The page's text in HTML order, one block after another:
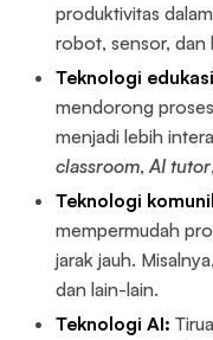
produktivitas
robot, sensor, dan
Teknologi
mendorong
menjadi lebih
classroom,AI tutor
Teknologi
mempermudah
jarak jauh.
dan lain-lain.
Teknologi AI: